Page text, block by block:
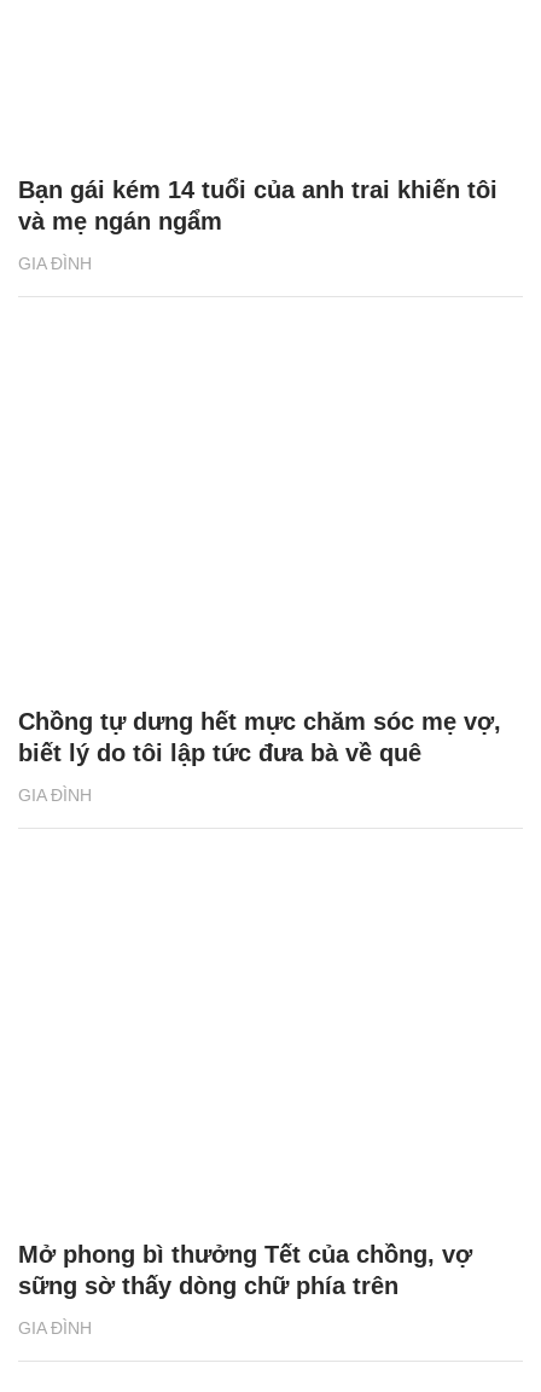
GIA ĐÌNH
Bạn gái kém 14 tuổi của anh trai khiến tôi
và mẹ ngán ngẩm
GIA ĐÌNH
Chồng tự dưng hết mực chăm sóc mẹ vợ,
biết lý do tôi lập tức đưa bà về quê
GIA ĐÌNH
Mở phong bì thưởng Tết của chồng, vợ
sững sờ thấy dòng chữ phía trên